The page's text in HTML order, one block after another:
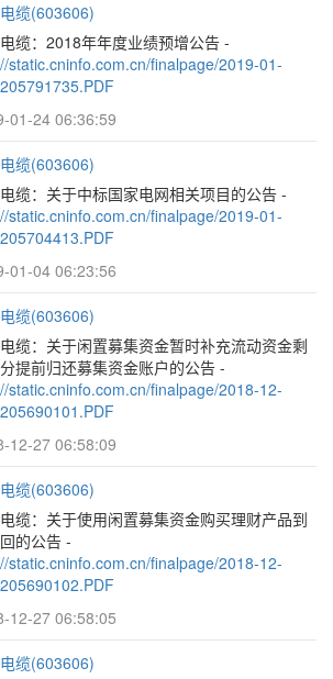
缆(603606)
缆：2018年年度业绩预增公告 -
static.cninfo.com.cn/finalpage/2019-01-
01-24 06:36:59
缆(603606)
缆：关于中标国家电网相关项目的公告 -
static.cninfo.com.cn/finalpage/2019-01-
01-04 06:23:56
缆(603606)
缆：关于闲置募集资金暂时补充流动资金剩
提前归还募集资金账户的公告 -
static.cninfo.com.cn/finalpage/2018-12-
12-27 06:58:09
缆(603606)
缆：关于使用闲置募集资金购买理财产品到
的公告 -
static.cninfo.com.cn/finalpage/2018-12-
12-27 06:58:05
缆(603606)